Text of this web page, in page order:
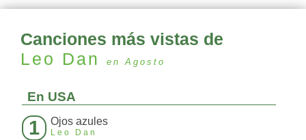
Canciones más vistas de
Leo Dan
en Agosto
En USA
1 Ojos azules
Leo Dan